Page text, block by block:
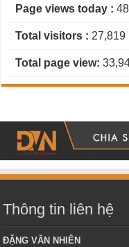
Page views today :48
Total visitors :27,819
Total page view:
Thông tin liên hệ
ĐẶNG VĂN NHIÊN